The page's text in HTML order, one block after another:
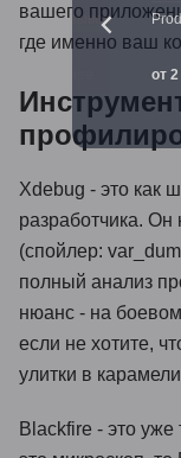
вашего
где именно ваш
Xdebug - это как
разработчика. Он
(спойлер:
полный анализ
нюанс - на
если не хотите,
улитки в
Blackfire - это
260 отзывов
от